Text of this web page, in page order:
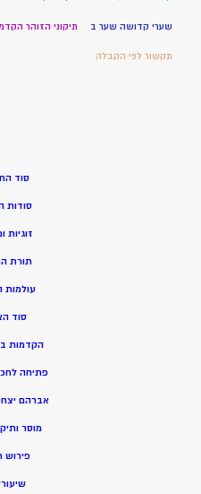
שערי קדושה שער ב תיקוני הזוהר
תקשור לפי הקבלה
סוד
סודות
תורת
עולמות
סוד
הקדמות
פתיחה
אברהם
מוסר
פירוש